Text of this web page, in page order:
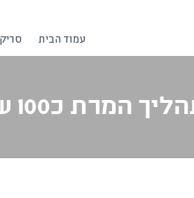
עמוד הבית
כ100 שקופיות?